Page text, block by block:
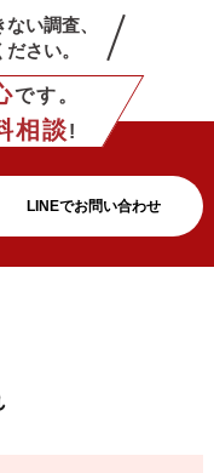
い調査、
さい。
です。
相談!
LINEでお問い合わせ